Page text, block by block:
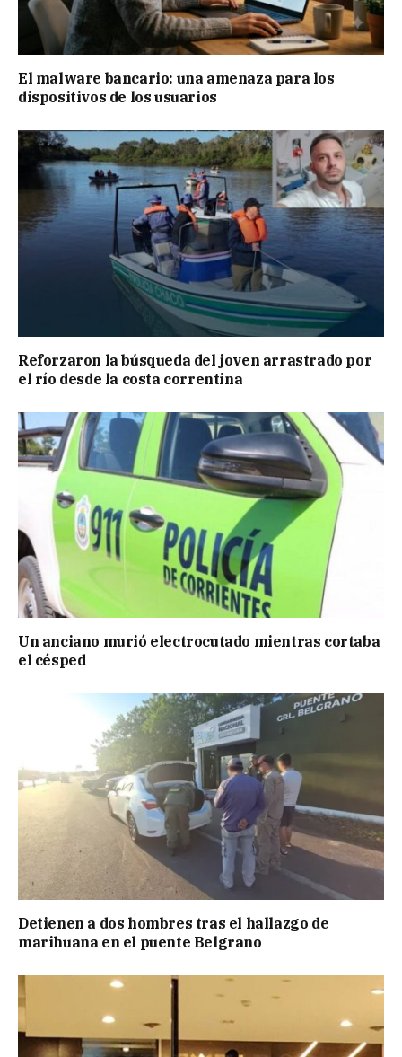
El malware bancario: una amenaza para los
dispositivos de los usuarios
Reforzaron la búsqueda del joven arrastrado por
el río desde la costa correntina
Un anciano murió electrocutado mientras cortaba
el césped
Detienen a dos hombres tras el hallazgo de
marihuana en el puente Belgrano